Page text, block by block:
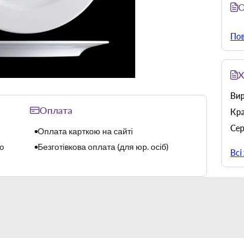
Оплата
Оплата карткою на сайті
Безготівкова оплата (для юр. осіб)